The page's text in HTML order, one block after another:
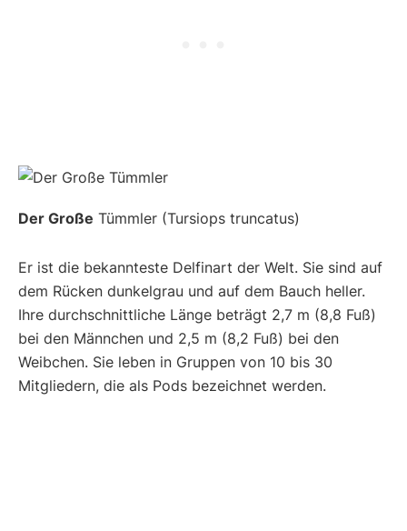
Der Große Tümmler (Tursiops truncatus)
Er ist die bekannteste Delfinart der Welt. Sie sind auf
dem Rücken dunkelgrau und auf dem Bauch heller.
Ihre durchschnittliche Länge beträgt 2,7 m (8,8 Fuß)
bei den Männchen und 2,5 m (8,2 Fuß) bei den
Weibchen. Sie leben in Gruppen von 10 bis 30
Mitgliedern, die als Pods bezeichnet werden.